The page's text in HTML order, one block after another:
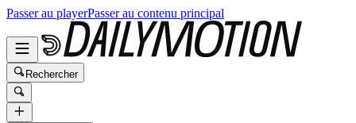
Passer au playerPasser au contenu principal
Rechercher